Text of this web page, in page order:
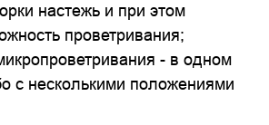
настежь и при этом
проветривания;
- в одном
с несколькими положениями